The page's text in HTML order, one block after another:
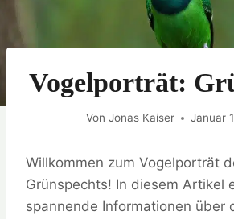
Vogelporträt:
Von Jonas Kaiser Januar
Willkommen zum Vogelporträt
Grünspechts! In diesem Artikel
spannende Informationen über